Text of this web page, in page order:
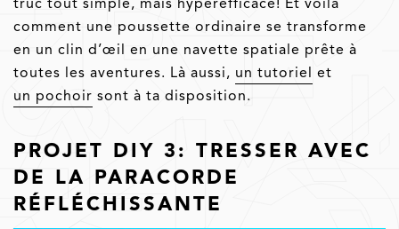
comment une poussette ordinaire se transforme
en un clin d’œil en une navette spatiale prête à
toutes les aventures. Là aussi, un tutoriel et
un pochoir sont à ta disposition.
PROJET DIY 3: TRESSER AVEC
DE LA PARACORDE
RÉFLÉCHISSANTE